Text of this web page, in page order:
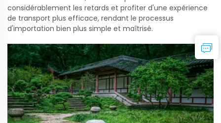
considérablement les retards et profiter d'une expérience
de transport plus efficace, rendant le processus
d'importation bien plus simple et maîtrisé.